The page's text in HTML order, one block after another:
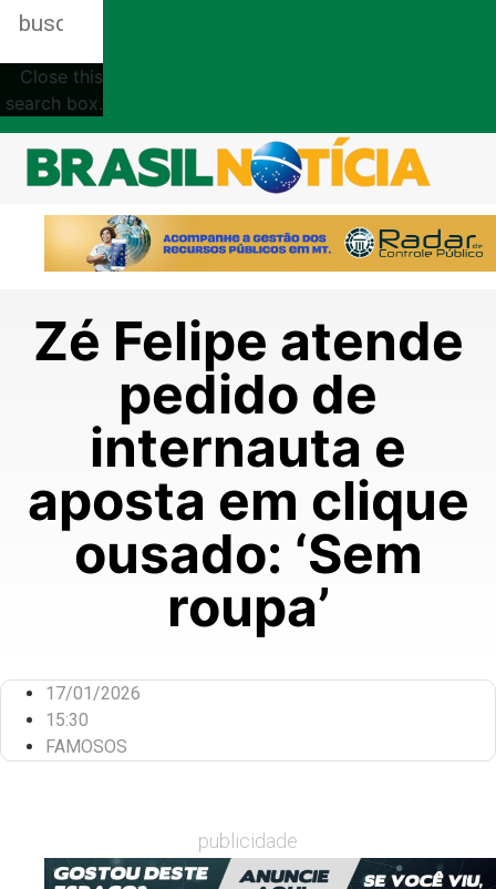
Close this
search box.
Zé Felipe atende
pedido de
internauta e
aposta em clique
ousado: ‘Sem
roupa’
17/01/2026
15:30
FAMOSOS
publicidade